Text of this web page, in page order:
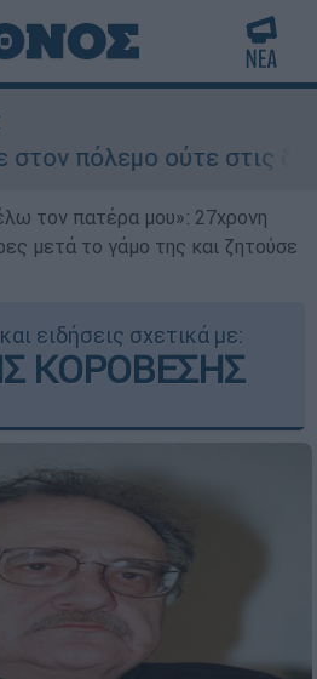
ούτε στις
τον πατέρα μου»: 27χρονη
μετά το γάμο της και ζητούσε
ειδήσεις σχετικά με:
ΚΟΡΟΒΕΣΗΣ